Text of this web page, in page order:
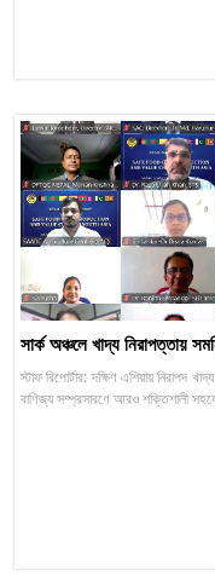
সার্ক অঞ্চলে খাদ্য নিরাপত্তায়
স্টাফ রিপোর্টার: দক্ষিণ এশিয়ায়
বাণিজ্য সম্প্রসারণে আরও শক্তিশালী